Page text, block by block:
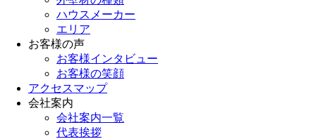
ハウスメーカー
エリア
お客様の声
お客様インタビュー
お客様の笑顔
アクセスマップ
会社案内
会社案内一覧
代表挨拶